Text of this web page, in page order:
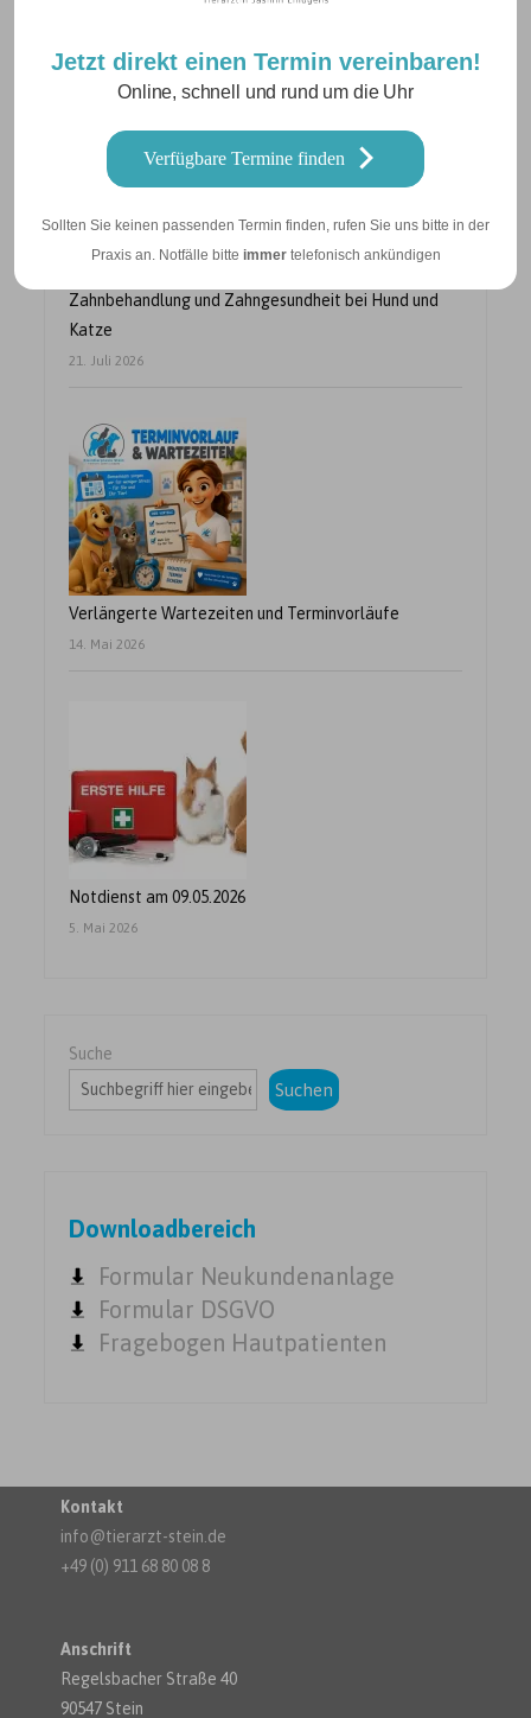
Jetzt direkt einen Termin vereinbaren!
Online, schnell und rund um die Uhr
Verfügbare Termine finden
Sollten Sie keinen passenden Termin finden, rufen Sie uns bitte in der
Praxis an. Notfälle bitte immertelefonisch ankündigen
Zahnbehandlung und Zahngesundheit bei Hund und
Katze
21. Juli 2026
Verlängerte Wartezeiten und Terminvorläufe
14. Mai 2026
Notdienst am 09.05.2026
5. Mai 2026
Suche
Suchen
Downloadbereich
Formular Neukundenanlage
Formular DSGVO
Fragebogen Hautpatienten
Kontakt
info@tierarzt-stein.de
+49 (0) 911 68 80 08 8
Anschrift
Regelsbacher Straße 40
90547 Stein